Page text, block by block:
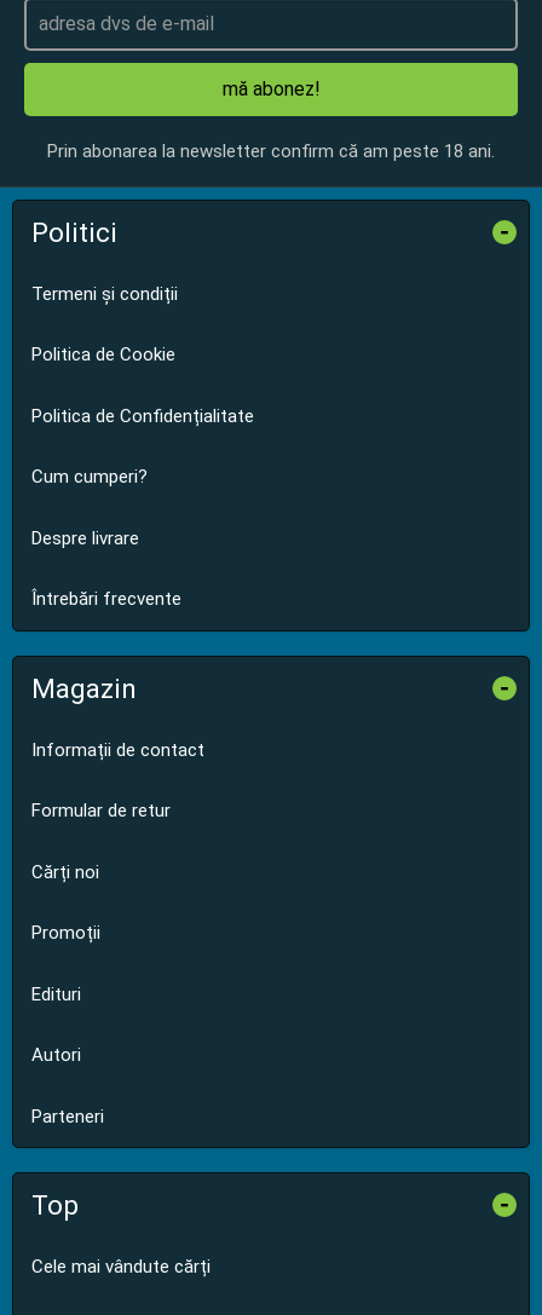
mă abonez!
Prin abonarea la newsletter confirm că am peste 18 ani.
Politici -
Termeni și condiții
Politica de Cookie
Politica de Confidențialitate
Cum cumperi?
Despre livrare
Întrebări frecvente
Magazin -
Informații de contact
Formular de retur
Cărți noi
Promoții
Edituri
Autori
Parteneri
Top -
Cele mai vândute cărți